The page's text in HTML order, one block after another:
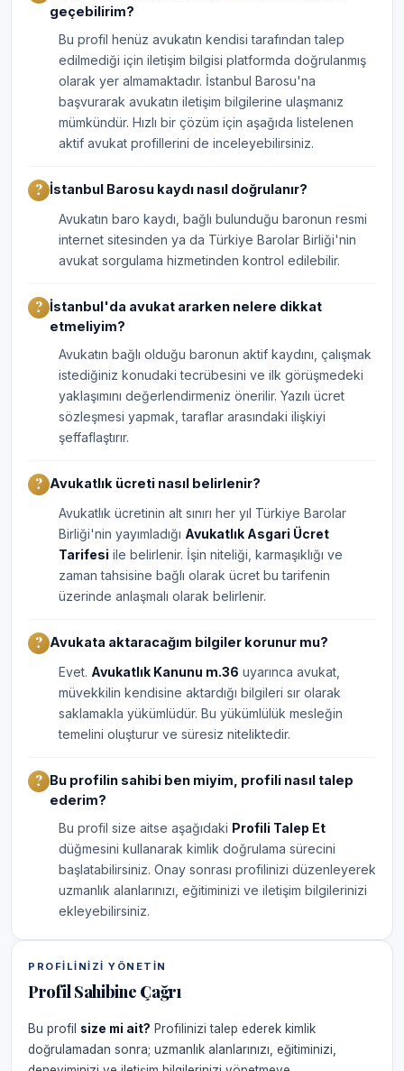
geçebilirim?
Bu profil henüz avukatın kendisi tarafından talep
edilmediği için iletişim bilgisi platformda doğrulanmış
olarak yer almamaktadır. İstanbul Barosu'na
başvurarak avukatın iletişim bilgilerine ulaşmanız
mümkündür. Hızlı bir çözüm için aşağıda listelenen
aktif avukat profillerini de inceleyebilirsiniz.
İstanbul Barosu kaydı nasıl doğrulanır?
Avukatın baro kaydı, bağlı bulunduğu baronun resmi
internet sitesinden ya da Türkiye Barolar Birliği'nin
avukat sorgulama hizmetinden kontrol edilebilir.
İstanbul'da avukat ararken nelere dikkat
etmeliyim?
Avukatın bağlı olduğu baronun aktif kaydını, çalışmak
istediğiniz konudaki tecrübesini ve ilk görüşmedeki
yaklaşımını değerlendirmeniz önerilir. Yazılı ücret
sözleşmesi yapmak, taraflar arasındaki ilişkiyi
şeffaflaştırır.
Avukatlık ücreti nasıl belirlenir?
Avukatlık ücretinin alt sınırı her yıl Türkiye Barolar
Birliği'nin yayımladığı Avukatlık Asgari Ücret
Tarifesi ile belirlenir. İşin niteliği, karmaşıklığı ve
zaman tahsisine bağlı olarak ücret bu tarifenin
üzerinde anlaşmalı olarak belirlenir.
Avukata aktaracağım bilgiler korunur mu?
Evet. Avukatlık Kanunu m.36 uyarınca avukat,
müvekkilin kendisine aktardığı bilgileri sır olarak
saklamakla yükümlüdür. Bu yükümlülük mesleğin
temelini oluşturur ve süresiz niteliktedir.
Bu profilin sahibi ben miyim, profili nasıl talep
ederim?
Bu profil size aitse aşağıdaki Profili Talep Et
düğmesini kullanarak kimlik doğrulama sürecini
başlatabilirsiniz. Onay sonrası profilinizi düzenleyerek
uzmanlık alanlarınızı, eğitiminizi ve iletişim bilgilerinizi
ekleyebilirsiniz.
PROFILINIZI YÖNETIN
Profil Sahibine Çağrı
Bu profil size mi ait? Profilinizi talep ederek kimlik
doğrulamadan sonra; uzmanlık alanlarınızı, eğitiminizi,